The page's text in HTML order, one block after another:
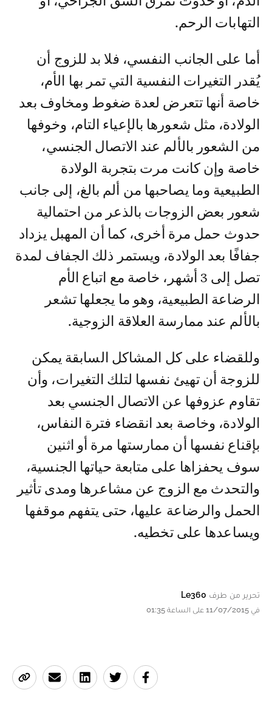
التهابات الرحم.
أما على الجانب النفسي، فلا بد للزوج أن
يُقدر التغيرات النفسية التي تمر بها الأم،
خاصة أنها تتعرض لعدة ضغوط ومخاوف بعد
الولادة، مثل شعورها بالإعياء التام، وخوفها
من الشعور بالألم عند الاتصال الجنسي،
خاصة وإن كانت مرت بتجربة الولادة
الطبيعية وما يصاحبها من ألم بالغ، إلى جانب
شعور بعض الزوجات بالذعر من احتمالية
حدوث حمل مرة أخرى، كما أن المهبل يزداد
جفافًا بعد الولادة، ويستمر ذلك الجفاف لمدة
تصل إلى 3 أشهر، خاصة مع اتباع الأم
الرضاعة الطبيعية، وهو ما يجعلها تشعر
بالألم عند ممارسة العلاقة الزوجية.
وللقضاء على كل المشاكل السابقة يمكن
للزوجة أن تهيئ نفسها لتلك التغيرات، وأن
تقاوم عزوفها عن الاتصال الجنسي بعد
الولادة، وخاصة بعد انقضاء فترة النفاس،
بإقناع نفسها أن ممارستها مرة أو اثنين
سوف يحفزاها على متابعة حياتها الجنسية،
والتحدث مع الزوج عن مشاعرها ومدى تأثير
الحمل والرضاعة عليها، حتى يتفهم موقفها
ويساعدها على تخطيه.
تحرير من طرف Le360
في 11/07/2015 على الساعة 01:35